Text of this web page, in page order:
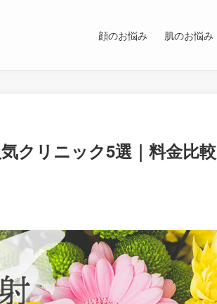
顔のお悩み 肌のお悩み
クリニック5選｜料金比較